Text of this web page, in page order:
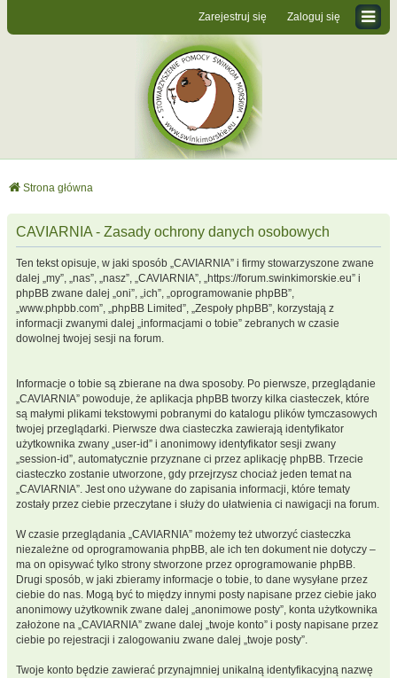
Zaloguj się
Zarejestruj się
Strona główna
CAVIARNIA - Zasady ochrony danych osobowych
Ten tekst opisuje, w jaki sposób „CAVIARNIA” i firmy stowarzyszone zwane
dalej „my”, „nas”, „nasz”, „CAVIARNIA”, „https://forum.swinkimorskie.eu” i
phpBB zwane dalej „oni”, „ich”, „oprogramowanie phpBB”,
„www.phpbb.com”, „phpBB Limited”, „Zespoły phpBB”, korzystają z
informacji zwanymi dalej „informacjami o tobie” zebranych w czasie
dowolnej twojej sesji na forum.
Informacje o tobie są zbierane na dwa sposoby. Po pierwsze, przeglądanie
„CAVIARNIA” powoduje, że aplikacja phpBB tworzy kilka ciasteczek, które
są małymi plikami tekstowymi pobranymi do katalogu plików tymczasowych
twojej przeglądarki. Pierwsze dwa ciasteczka zawierają identyfikator
użytkownika zwany „user-id” i anonimowy identyfikator sesji zwany
„session-id”, automatycznie przyznane ci przez aplikację phpBB. Trzecie
ciasteczko zostanie utworzone, gdy przejrzysz chociaż jeden temat na
„CAVIARNIA”. Jest ono używane do zapisania informacji, które tematy
zostały przez ciebie przeczytane i służy do ułatwienia ci nawigacji na forum.
W czasie przeglądania „CAVIARNIA” możemy też utworzyć ciasteczka
niezależne od oprogramowania phpBB, ale ich ten dokument nie dotyczy –
ma on opisywać tylko strony stworzone przez oprogramowanie phpBB.
Drugi sposób, w jaki zbieramy informacje o tobie, to dane wysyłane przez
ciebie do nas. Mogą być to między innymi posty napisane przez ciebie jako
anonimowy użytkownik zwane dalej „anonimowe posty”, konta użytkownika
założone na „CAVIARNIA” zwane dalej „twoje konto” i posty napisane przez
ciebie po rejestracji i zalogowaniu zwane dalej „twoje posty”.
Twoje konto będzie zawierać przynajmniej unikalną identyfikacyjną nazwę